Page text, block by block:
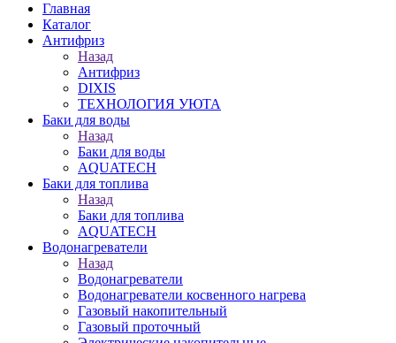
Главная
Каталог
Антифриз
Назад
Антифриз
DIXIS
ТЕХНОЛОГИЯ УЮТА
Баки для воды
Назад
Баки для воды
AQUATECH
Баки для топлива
Назад
Баки для топлива
AQUATECH
Водонагреватели
Назад
Водонагреватели
Водонагреватели косвенного нагрева
Газовый накопительный
Газовый проточный